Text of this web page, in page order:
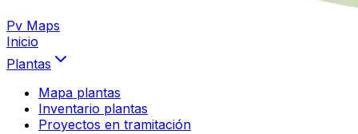
Pv Maps
Inicio
Plantas
Mapa plantas
Inventario plantas
Proyectos en tramitación